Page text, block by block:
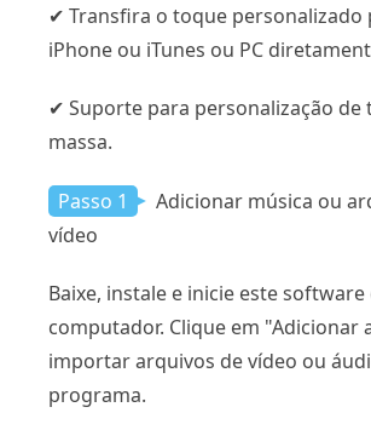
✔ Transfira o toque personalizado
iPhone ou iTunes ou PC
✔ Suporte para personalização de
massa.
Passo 1
Adicionar música ou
vídeo
Baixe, instale e inicie este software
computador. Clique em "Adicionar
importar arquivos de vídeo ou
programa.